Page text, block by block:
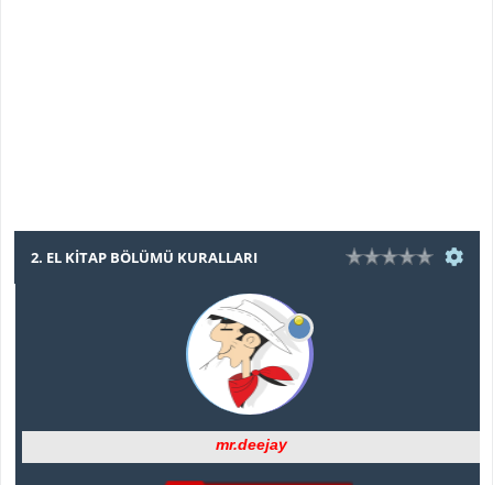
2. EL KİTAP BÖLÜMÜ KURALLARI
mr.deejay